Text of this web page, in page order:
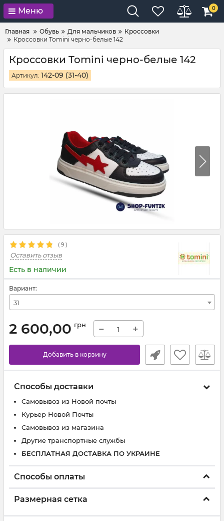
Меню 0
Главная Обувь Для мальчиков
Кроссовки
Кроссовки Tomini черно-белые 142
Кроссовки Tomini черно-белые 142
Артикул: 142-09 (31-40)
( 9 )
Оставить отзыв
Есть в наличии
Вариант:
31
2 600,00 грн − +
Добавить в корзину
Способы доставки
Самовывоз из Новой почты
Курьер Новой Почты
Самовывоз из магазина
Другие транспортные службы
БЕСПЛАТНАЯ ДОСТАВКА ПО УКРАИНЕ
Способы оплаты
Размерная сетка